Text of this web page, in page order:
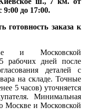
до 17:00.
готовность заказа к
и Московской
рабочих дней после
деталей с
на складе. Точные
5 часов) уточняется
Минимальная
Москве и Московской